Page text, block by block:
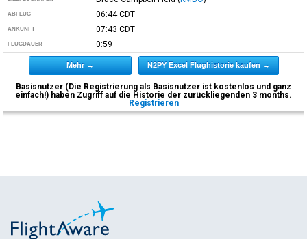
ABFLUG 06:44CDT
ANKUNFT 07:43 CDT
FLUGDAUER 0:59
Mehr → N2PY Excel Flughistorie kaufen →
Basisnutzer (Die Registrierung als Basisnutzer ist kostenlos und ganz
einfach!) haben Zugriff auf die Historie der zurückliegenden 3 months.
Registrieren